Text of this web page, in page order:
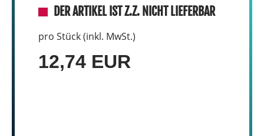
DER ARTIKEL IST Z.Z. NICHT LIEFERBAR
pro Stück (inkl. MwSt.)
12,74 EUR